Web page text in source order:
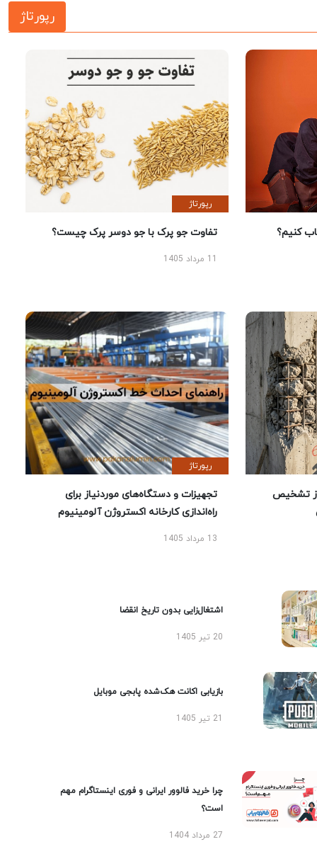
رپورتاژ
کنیم؟
رپورتاژ
تفاوت جو پرک با جو دوسر پرک چیست؟
تشخیص
رپورتاژ
تجهیزات و دستگاه‌های موردنیاز برای
راه‌اندازی کارخانه اکستروژن آلومینیوم
13 مرداد 1405
اشتغال‌زایی بدون تاریخ انقضا
20 تیر 1405
بازیابی اکانت هک‌شده پابجی موبایل
چرا خرید فالوور ایرانی و فوری اینستاگرام مهم
است؟
27 مرداد 1404